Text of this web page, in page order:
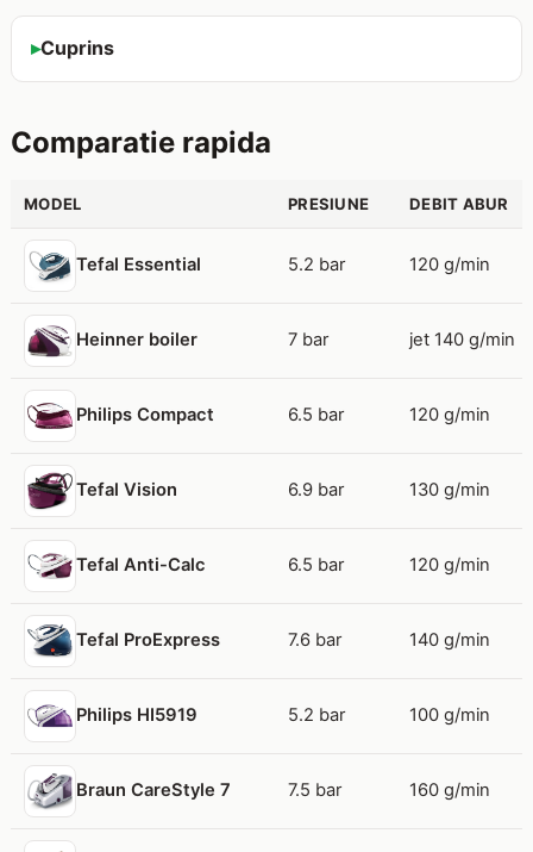
Cuprins
Comparatie rapida
MODEL PRESIUNE DEBIT ABUR
Tefal Essential 5.2 bar 120 g/min
Heinner boiler 7 bar jet 140 g/min
Philips Compact 6.5 bar 120 g/min
Tefal Vision 6.9 bar 130 g/min
Tefal Anti-Calc 6.5 bar 120 g/min
Tefal ProExpress 7.6 bar 140 g/min
Philips HI5919 5.2 bar 100 g/min
Braun CareStyle 7 7.5 bar 160 g/min